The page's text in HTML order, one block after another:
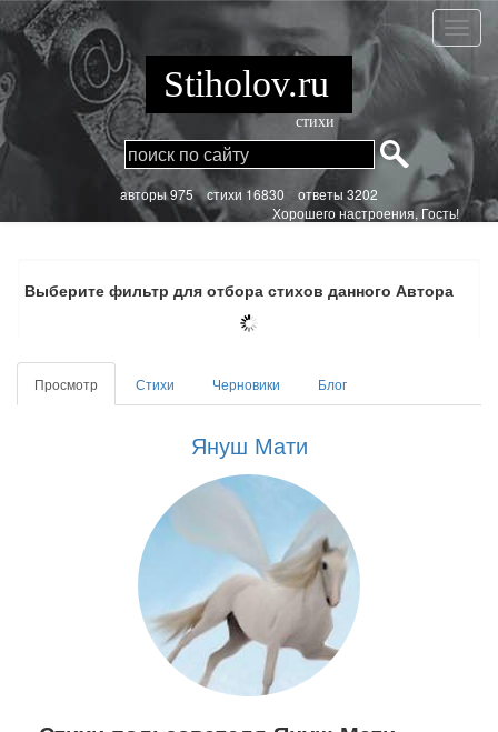
Перейти
к
основному
содержанию
Януш
Мати
Stiholov.ru
стихи
aвторы 975 стихи 16830 ответы 3202
Хорошего настроения, Гость!
Выберите фильтр для отбора стихов данного Автора
Главные
вкладки
Просмотр (активная
вкладка)
Стихи Черновики Блог
Януш Мати